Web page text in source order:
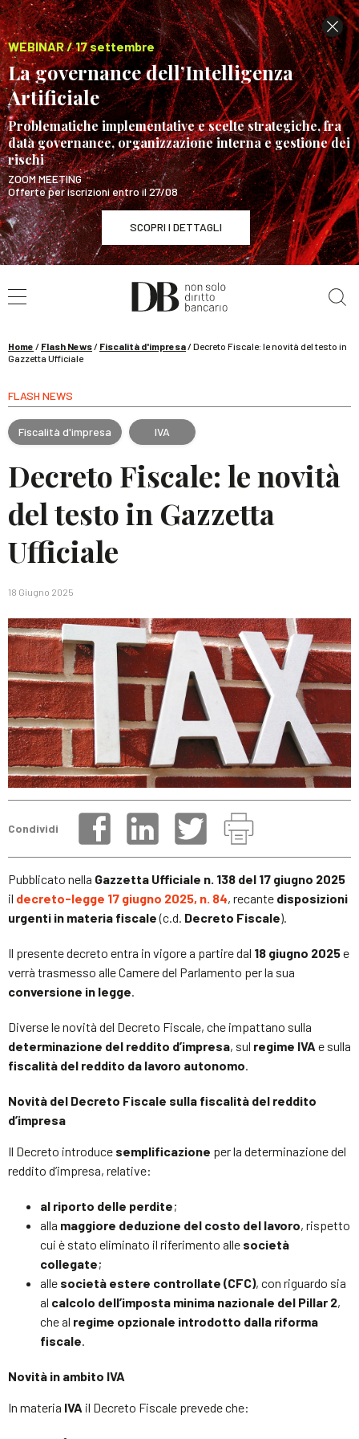
WEBINAR / 17 settembre
La governance dell’Intelligenza
Artificiale
Problematiche implementative e scelte strategiche, fra
data governance, organizzazione interna e gestione dei
rischi
ZOOM MEETING
Offerte per iscrizioni entro il 27/08
SCOPRI I DETTAGLI
WEBINAR / 17 settembre
La governance dell’Intelligenza Artificiale
Home / Flash News/ Fiscalità d'impresa/Decreto Fiscale: le novità del testo in
Gazzetta Ufficiale
FLASH NEWS
Fiscalità d'impresa IVA
Decreto Fiscale: le novità
del testo in Gazzetta
Ufficiale
18 Giugno 2025
Condividi
Pubblicato nella Gazzetta Ufficiale n. 138 del 17 giugno 2025
il decreto-legge 17 giugno 2025, n. 84, recante disposizioni
urgenti in materia fiscale(c.d. Decreto Fiscale).
Il presente decreto entra in vigore a partire dal 18 giugno 2025e
verrà trasmesso alle Camere del Parlamento per la sua
conversione in legge.
Diverse le novità del Decreto Fiscale, che impattano sulla
determinazione del reddito d’impresa, sul regime IVA e sulla
fiscalità del reddito da lavoro autonomo.
Novità del Decreto Fiscale sulla fiscalità del reddito
d’impresa
Il Decreto introduce semplificazione per la determinazione del
reddito d’impresa, relative:
al riporto delle perdite;
alla maggiore deduzione del costo del lavoro, rispetto
cui è stato eliminato il riferimento alle società
collegate;
alle società estere controllate (CFC), con riguardo sia
al calcolo dell’imposta minima nazionale del Pillar 2,
che al regime opzionale introdotto dalla riforma
fiscale.
Novità in ambito IVA
In materia IVA il Decreto Fiscale prevede che: